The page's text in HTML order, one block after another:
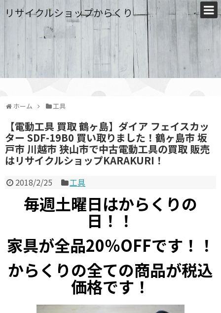
リサイクルショップからくり
ホーム 工具
【電動工具 買取 鶴ヶ島】ダイア フェイスカッ
ター SDF-19B0 買い取りました！鶴ヶ島市 坂
戸市 川越市 狭山市で中古電動工具の買取 販売
はリサイクルショップKARAKURI！
2018/2/25 工具
毎週土曜日はからくりの
日！！
家具が全品20％OFFです！！
からくりの全ての商品が税込
価格です！